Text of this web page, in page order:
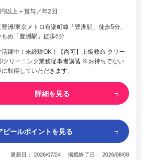
以上＋賞与／年2回
洲/東京メトロ有楽町線「豊洲駅」徒歩5分、
め「豊洲駅」徒歩6分
躍中！未経験OK！【尚可】上級救命 クリー
/クリーニング業務従事者講習 ※お持ちでない
取得していただきます。
詳細を見る
ピールポイントを見る
更新日： 2026/07/24 掲載終了日： 2026/08/08